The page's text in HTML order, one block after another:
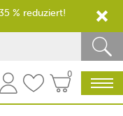
0
% reduziert!